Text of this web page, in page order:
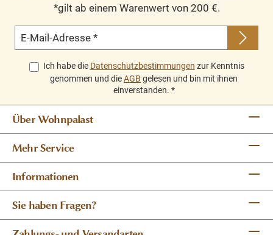
*gilt ab einem Warenwert von 200 €.
E-Mail-Adresse *
Ich habe die Datenschutzbestimmungen zur Kenntnis
genommen und dieAGB gelesen und bin mit ihnen
einverstanden. *
Über Wohnpalast
Mehr Service
Informationen
Sie haben Fragen?